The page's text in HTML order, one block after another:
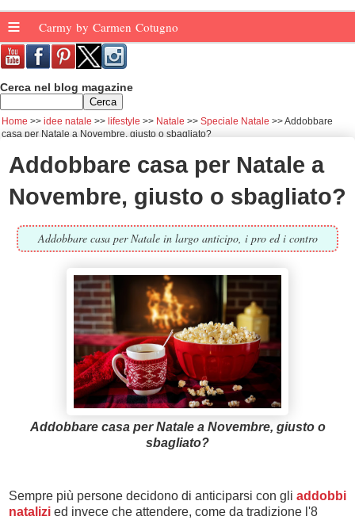
≡ Carmy by Carmen Cotugno
Cerca nel blog magazine
Home idee natale lifestyle Natale Speciale Natale
Addobbare
casa per Natale a Novembre, giusto o sbagliato?
Addobbare casa per Natale a
Novembre, giusto o sbagliato?
Addobbare casa per Natale in largo anticipo, i pro ed i contro
Addobbare casa per Natale a Novembre, giusto o
sbagliato?
Sempre più persone decidono di anticiparsi con gli addobbi
natalizi ed invece che attendere, come da tradizione l'8